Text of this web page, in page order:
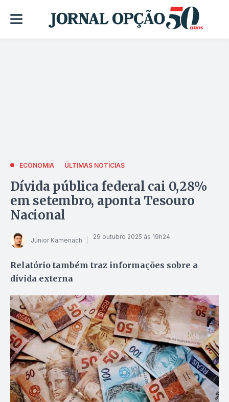
ECONOMIA ÚLTIMAS NOTÍCIAS
Dívida pública federal cai 0,28%
em setembro, aponta Tesouro
Nacional
Júnior Kamenach 29 outubro 2025 às 19h24
Relatório também traz informações sobre a
dívida externa